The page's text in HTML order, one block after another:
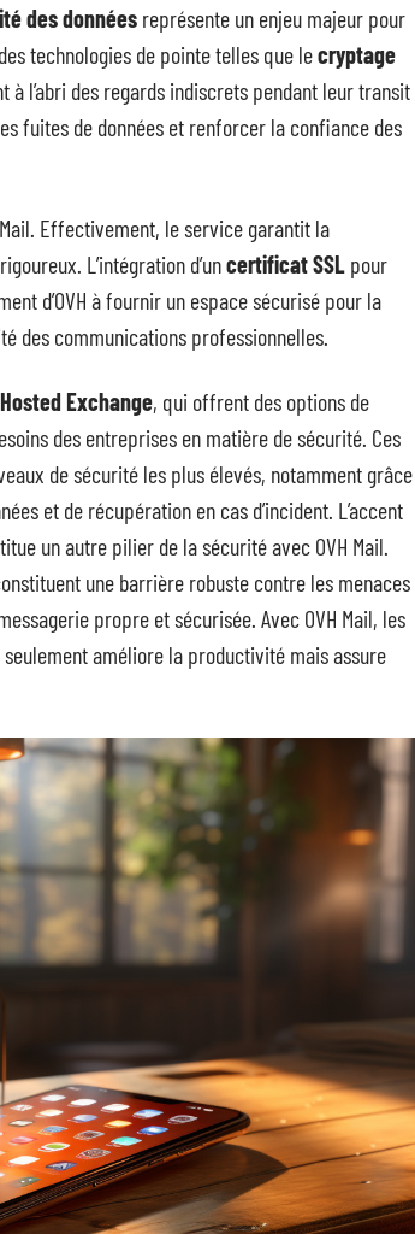
des données représente un enjeu majeur pour
technologies de pointe telles que lecryptage
l’abri des regards indiscrets pendant leur transit
fuites de données et renforcer la confiance des
Effectivement, le service garantit la
L’intégration d’uncertificat SSL pour
d’OVH à fournir un espace sécurisé pour la
des communications professionnelles.
Hosted Exchange, qui offrent des options de
des entreprises en matière de sécurité. Ces
de sécurité les plus élevés, notamment grâce
et de récupération en cas d’incident. L’accent
un autre pilier de la sécurité avec OVH Mail.
une barrière robuste contre les menaces
propre et sécurisée. Avec OVH Mail, les
améliore la productivité mais assure